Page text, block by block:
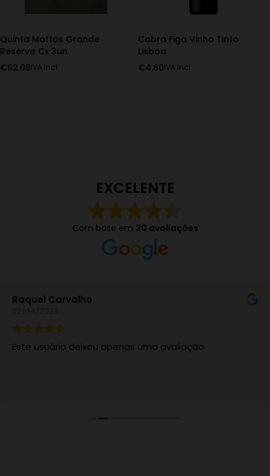
Quinta Mattos Grande
Reserva Cx 3un
€62.00IVA Incl.
Cabra Figa Vinho Tinto
Lisboa
€4.60IVA Incl.
EXCELENTE
Com base em 20 avaliações
Raquel Carvalho
Este usuário deixou apenas uma avaliação.